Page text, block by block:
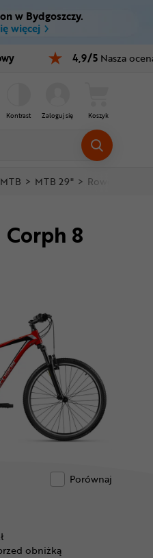
Ctrl M
w Bydgoszczy.
więcej
4,9/5 Nasza
Kontrast Zaloguj się Koszyk
> MTB 29" > Rower MTB
Corph 8
Porównaj
obniżką